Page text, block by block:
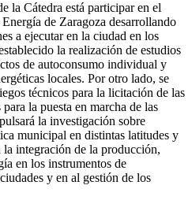
la Cátedra está participar en el
de Zaragoza desarrollando
a ejecutar en la ciudad en los
la realización de estudios
de autoconsumo individual y
locales. Por otro lado, se
técnicos para la licitación de las
la puesta en marcha de las
la investigación sobre
municipal en distintas latitudes y
la integración de la producción,
en los instrumentos de
y en al gestión de los